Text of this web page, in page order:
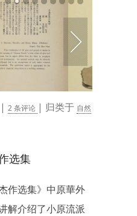
2 条评论 | 归类于 自然
选集
作选集》中原華外
解介绍了小原流派